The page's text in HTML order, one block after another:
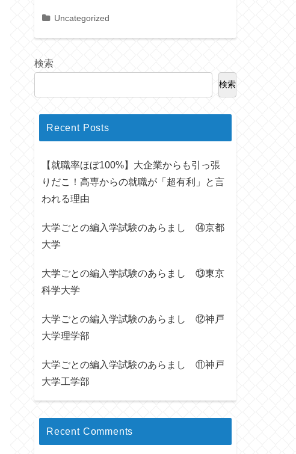
Uncategorized
検索
検索
Recent Posts
【就職率ほぼ100%】大企業からも引っ張
りだこ！高専からの就職が「超有利」と言
われる理由
大学ごとの編入学試験のあらまし ⑭京都
大学
大学ごとの編入学試験のあらまし ⑬東京
科学大学
大学ごとの編入学試験のあらまし ⑫神戸
大学理学部
大学ごとの編入学試験のあらまし ⑪神戸
大学工学部
Recent Comments